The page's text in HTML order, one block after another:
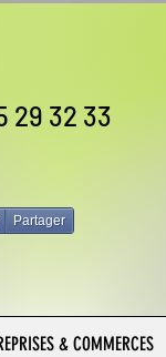
29 32 33
Partager
& COMMERCES